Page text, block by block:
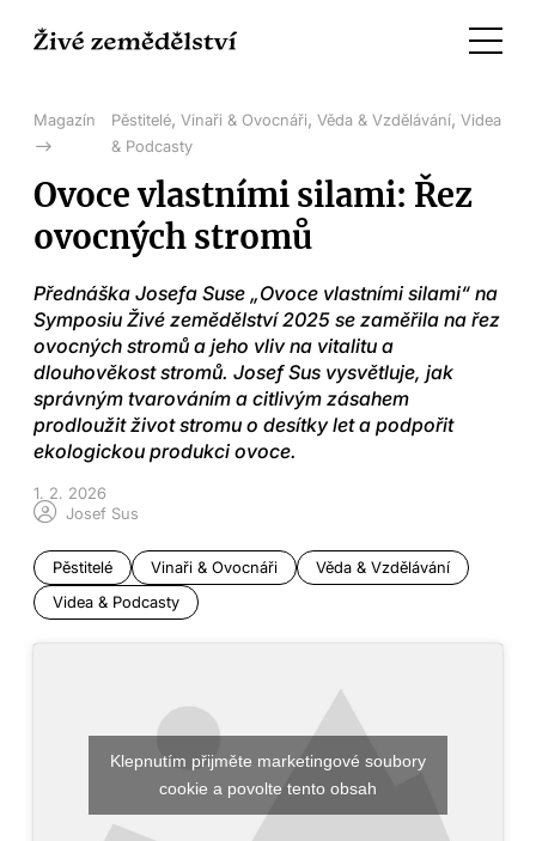
Magazín Pěstitelé, Vinaři & Ovocnáři, Věda & Vzdělávání, Videa
& Podcasty
Ovoce vlastními silami: Řez
ovocných stromů
Přednáška Josefa Suse „Ovoce vlastními silami“ na
Symposiu Živé zemědělství 2025 se zaměřila na řez
ovocných stromů a jeho vliv na vitalitu a
dlouhověkost stromů. Josef Sus vysvětluje, jak
správným tvarováním a citlivým zásahem
prodloužit život stromu o desítky let a podpořit
ekologickou produkci ovoce.
1. 2. 2026
Josef Sus
Pěstitelé Vinaři & Ovocnáři
Věda & Vzdělávání
Videa & Podcasty
Klepnutím přijměte marketingové soubory
cookie a povolte tento obsah